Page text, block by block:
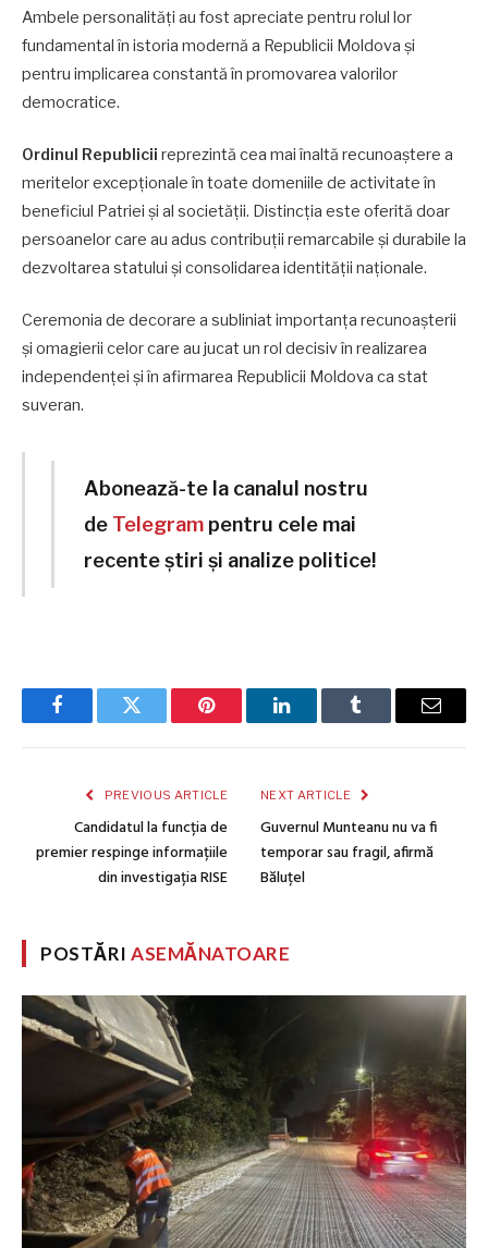
Ambele personalități au fost apreciate pentru rolul lor
fundamental în istoria modernă a Republicii Moldova și
pentru implicarea constantă în promovarea valorilor
democratice.
Ordinul Republicii reprezintă cea mai înaltă recunoaștere a
meritelor excepționale în toate domeniile de activitate în
beneficiul Patriei și al societății. Distincția este oferită doar
persoanelor care au adus contribuții remarcabile și durabile la
dezvoltarea statului și consolidarea identității naționale.
Ceremonia de decorare a subliniat importanța recunoașterii
și omagierii celor care au jucat un rol decisiv în realizarea
independenței și în afirmarea Republicii Moldova ca stat
suveran.
Abonează-te la canalul nostru
de Telegram pentru cele mai
recente știri și analize politice!
FacebookTwitter Pinterest LinkedInTumblr Email
PREVIOUS ARTICLE
Candidatul la funcția de
premier respinge informațiile
din investigația RISE
NEXT ARTICLE
Guvernul Munteanu nu va fi
temporar sau fragil, afirmă
Băluțel
POSTĂRIASEMĂNATOARE